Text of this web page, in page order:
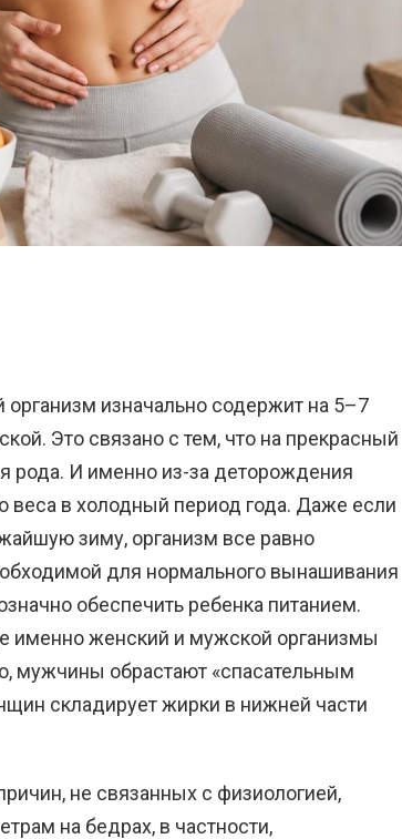
организм изначально содержит на 5–7
Это связано с тем, что на прекрасный
рода. И именно из-за деторождения
в холодный период года. Даже если
зиму, организм все равно
для нормального вынашивания
обеспечить ребенка питанием.
именно женский и мужской организмы
мужчины обрастают «спасательным
складирует жирки в нижней части
не связанных с физиологией,
на бедрах, в частности,